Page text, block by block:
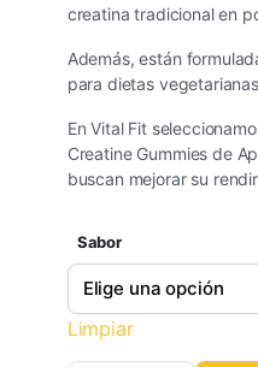
creatina tradicional en
Además, están
para dietas
En Vital Fit
Creatine Gummies de
buscan mejorar su
Sabor
Limpiar